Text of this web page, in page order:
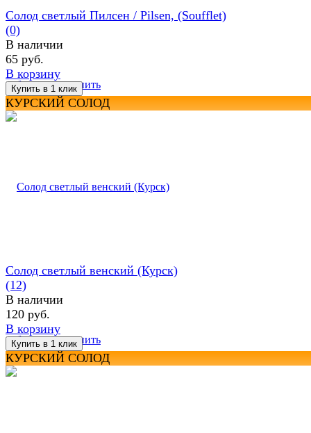
избранное сравнить
Солод светлый Пилсен / Pilsen, (Soufflet)
(0)
В наличии
65 руб.
В корзину
КУРСКИЙ СОЛОД
избранное сравнить
Солод светлый венский (Курск)
(12)
В наличии
120 руб.
В корзину
КУРСКИЙ СОЛОД